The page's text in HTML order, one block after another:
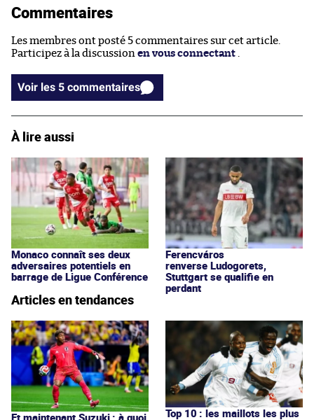
Commentaires
Les membres ont posté 5 commentaires sur cet article.
Participez à la discussion en vous connectant
Voir les 5 commentaires
À lire aussi
Monaco connaît ses deux
adversaires potentiels en
barrage de Ligue Conférence
Ferencváros
renverse Ludogorets,
Stuttgart se qualifie en
perdant
Articles en tendances
Et maintenant Suzuki : à quoi
Top 10 : les maillots les plus